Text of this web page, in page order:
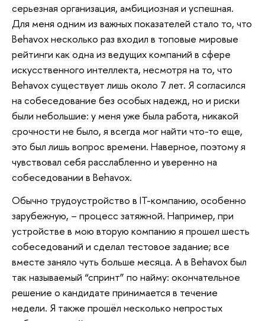
серьезная организация, амбициозная и успешная.
Для меня одним из важных показателей стало то, что
Behavox несколько раз входил в топовые мировые
рейтинги как одна из ведущих компаний в сфере
искусственного интеллекта, несмотря на то, что
Behavox существует лишь около 7 лет. Я согласился
на собеседование без особых надежд, но и риски
были небольшие: у меня уже была работа, никакой
срочности не было, я всегда мог найти что-то еще,
это был лишь вопрос времени. Наверное, поэтому я
чувствовал себя расслабленно и уверенно на
собеседовании в Behavox.
Обычно трудоустройство в IT-компанию, особенно
зарубежную, – процесс затяжной. Например, при
устройстве в мою вторую компанию я прошел шесть
собеседований и сделал тестовое задание; все
вместе заняло чуть больше месяца. А в Behavox был
так называемый “спринт” по найму: окончательное
решение о кандидате принимается в течение
недели. Я также прошёл несколько непростых